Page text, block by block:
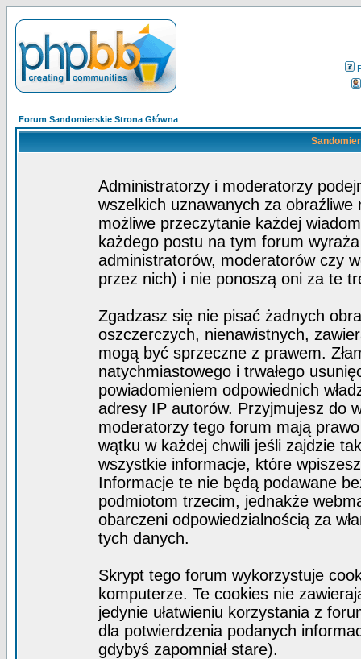
Forum Sandomierskie Strona Główna
Administratorzy i moderatorzy
wszelkich uznawanych za obraźliwe
możliwe przeczytanie każdej
każdego postu na tym forum
administratorów, moderatorów czy
przez nich) i nie ponoszą oni za te
Zgadzasz się nie pisać żadnych
oszczerczych, nienawistnych,
mogą być sprzeczne z prawem.
natychmiastowego i trwałego
powiadomieniem odpowiednich
adresy IP autorów. Przyjmujesz do
moderatorzy tego forum mają
wątku w każdej chwili jeśli zajdzie
wszystkie informacje, które
Informacje te nie będą podawane
podmiotom trzecim, jednakże
obarczeni odpowiedzialnością za
tych danych.
Skrypt tego forum wykorzystuje
komputerze. Te cookies nie
jedynie ułatwieniu korzystania z
dla potwierdzenia podanych
gdybyś zapomniał stare).